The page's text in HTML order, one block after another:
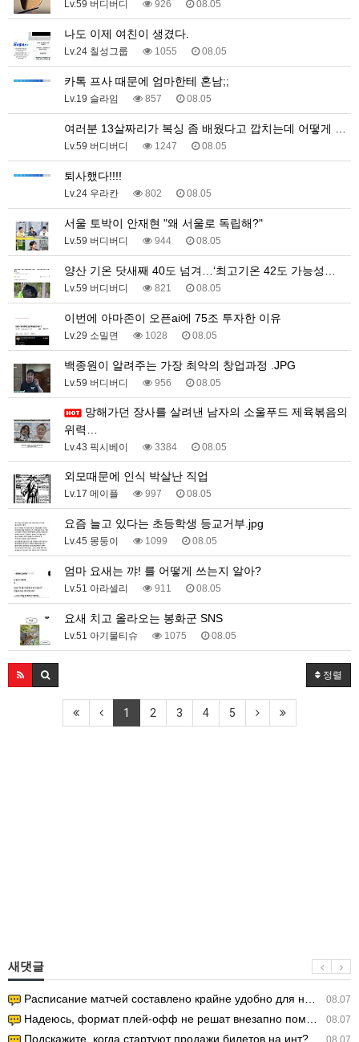
Lv.59 버디버디 926 08.05
나도 이제 여친이 생겼다.
Lv.24 칠성그룹 1055 08.05
카톡 프사 때문에 엄마한테 혼남;;
Lv.19 슬라임 857 08.05
여러분 13살짜리가 복싱 좀 배웠다고 깝치는데 어떻게 …
Lv.59 버디버디 1247 08.05
퇴사했다!!!!
Lv.24 우라칸 802 08.05
서울 토박이 안재현 "왜 서울로 독립해?"
Lv.59 버디버디 944 08.05
양산 기온 닷새째 40도 넘겨…‘최고기온 42도 가능성…
Lv.59 버디버디 821 08.05
이번에 아마존이 오픈ai에 75조 투자한 이유
Lv.29 소밀면 1028 08.05
백종원이 알려주는 가장 최악의 창업과정 .JPG
Lv.59 버디버디 956 08.05
위력…
Lv.43 픽시베이 3384 08.05
외모때문에 인식 박살난 직업
Lv.17 메이플 997 08.05
요즘 늘고 있다는 초등학생 등교거부.jpg
Lv.45 몽둥이 1099 08.05
엄마 요새는 꺄! 를 어떻게 쓰는지 알아?
Lv.51 아라셀리 911 08.05
요새 치고 올라오는 봉화군 SNS
Lv.51 아기물티슈 1075 08.05
정렬
1 2 3 4 5
새댓글
08.07
Расписание матчей составлено крайне удобно для нашего часово…
08.07
Надеюсь, формат плей-офф не решат внезапно поменять. https:/…
Подскажите, когда стартуют продажи билетов на инт? https://g…